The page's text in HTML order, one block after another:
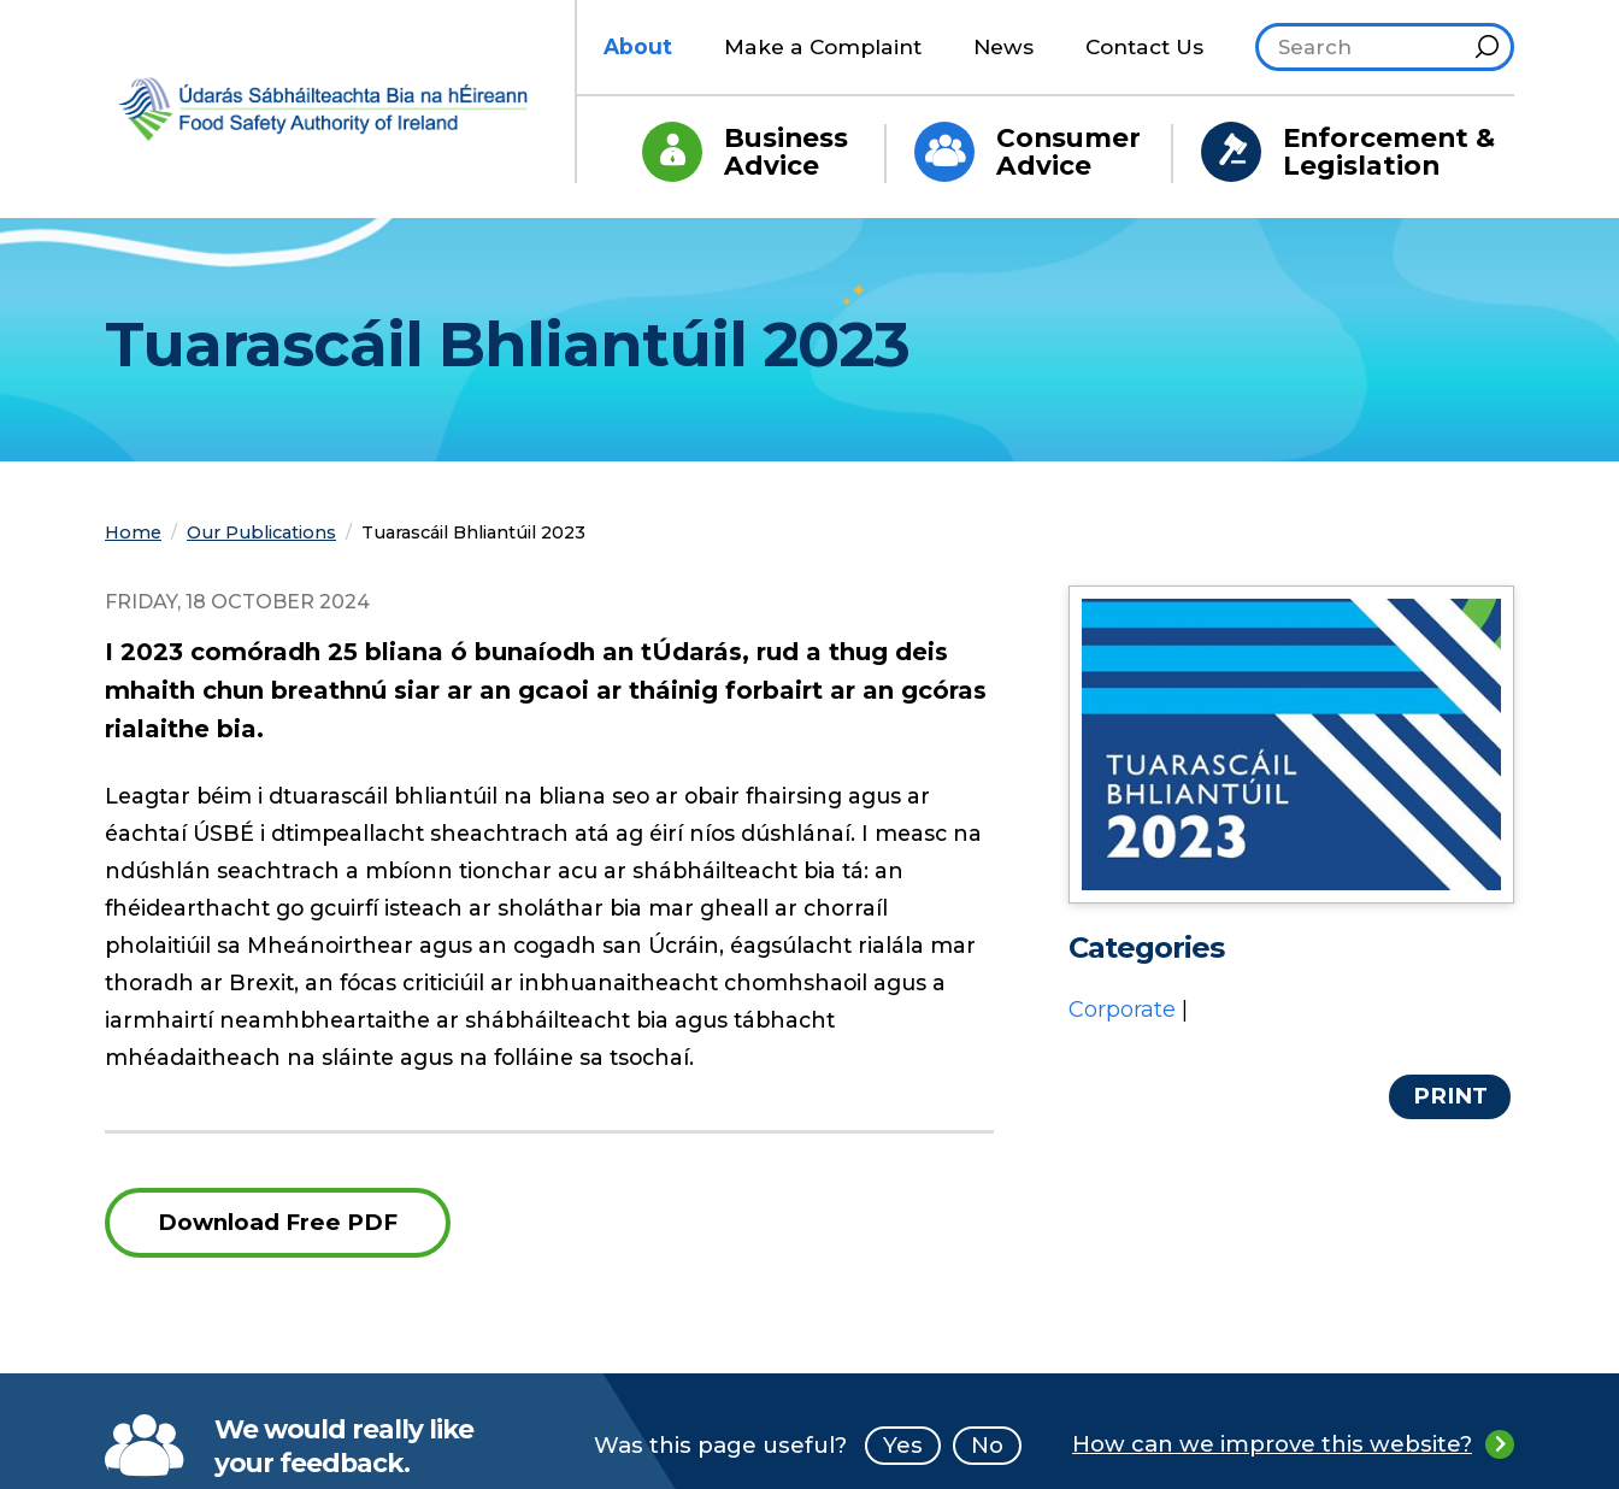
About Make a Complaint News Contact Us Search site
Hint
Business
Advice
Consumer
Advice
Enforcement &
Legislation
Tuarascáil Bhliantúil 2023
Home Our Publications Current:
Tuarascáil Bhliantúil 2023
FRIDAY, 18 OCTOBER 2024
I 2023 comóradh 25 bliana ó bunaíodh an tÚdarás, rud a thug deis
mhaith chun breathnú siar ar an gcaoi ar tháinig forbairt ar an gcóras
rialaithe bia.
Leagtar béim i dtuarascáil bhliantúil na bliana seo ar obair fhairsing agus ar
éachtaí ÚSBÉ i dtimpeallacht sheachtrach atá ag éirí níos dúshlánaí. I measc na
ndúshlán seachtrach a mbíonn tionchar acu ar shábháilteacht bia tá: an
fhéidearthacht go gcuirfí isteach ar sholáthar bia mar gheall ar chorraíl
pholaitiúil sa Mheánoirthear agus an cogadh san Úcráin, éagsúlacht rialála mar
thoradh ar Brexit, an fócas criticiúil ar inbhuanaitheacht chomhshaoil agus a
iarmhairtí neamhbheartaithe ar shábháilteacht bia agus tábhacht
mhéadaitheach na sláinte agus na folláine sa tsochaí.
Download Free PDF
Categories
Corporate
PRINT
We would really like
your feedback.
Was this page useful? Yes No How can we improve this website?